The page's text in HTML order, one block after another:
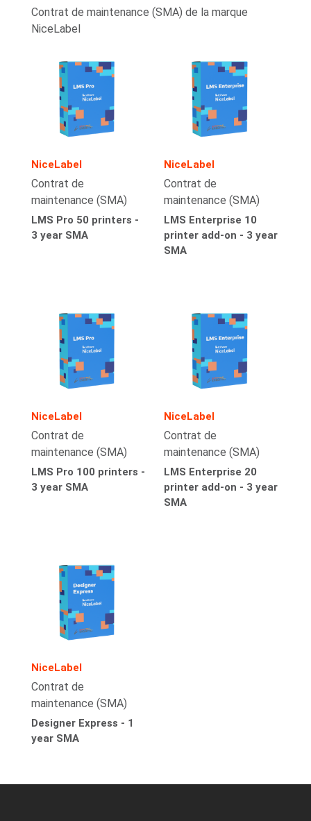
Contrat de maintenance (SMA) de la marque
NiceLabel
NiceLabel
Contrat de
maintenance (SMA)
LMS Pro 50 printers -
3 year SMA
NiceLabel
Contrat de
maintenance (SMA)
LMS Enterprise 10
printer add-on - 3 year
SMA
NiceLabel
Contrat de
maintenance (SMA)
LMS Pro 100 printers -
3 year SMA
NiceLabel
Contrat de
maintenance (SMA)
LMS Enterprise 20
printer add-on - 3 year
SMA
NiceLabel
Contrat de
maintenance (SMA)
Designer Express - 1
year SMA